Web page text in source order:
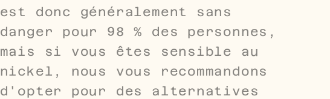
est donc généralement sans
danger pour 98 % des personnes,
mais si vous êtes sensible au
nickel, nous vous recommandons
d'opter pour des alternatives